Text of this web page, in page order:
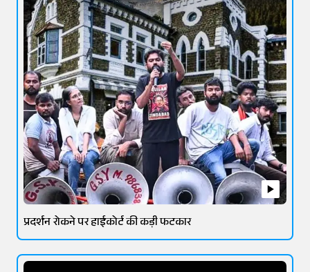
प्रदर्शन रोकने पर हाईकोर्ट की कड़ी फटकार